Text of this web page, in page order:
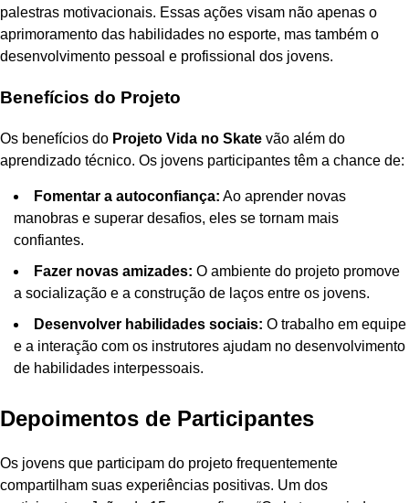
palestras motivacionais. Essas ações visam não apenas o
aprimoramento das habilidades no esporte, mas também o
desenvolvimento pessoal e profissional dos jovens.
Benefícios do Projeto
Os benefícios do Projeto Vida no Skate vão além do
aprendizado técnico. Os jovens participantes têm a chance de:
Fomentar a autoconfiança: Ao aprender novas
manobras e superar desafios, eles se tornam mais
confiantes.
Fazer novas amizades: O ambiente do projeto promove
a socialização e a construção de laços entre os jovens.
Desenvolver habilidades sociais: O trabalho em equipe
e a interação com os instrutores ajudam no desenvolvimento
de habilidades interpessoais.
Depoimentos de Participantes
Os jovens que participam do projeto frequentemente
compartilham suas experiências positivas. Um dos